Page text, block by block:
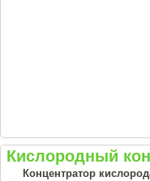
Кислородный
Концентратор